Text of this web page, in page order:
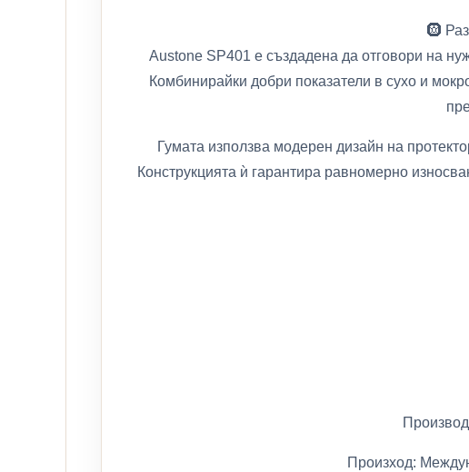
🛞
Austone SP401 е създадена да отговори на
Комбинирайки добри показатели в сухо и
Гумата използва модерен дизайн на
Конструкцията ѝ гарантира равномерно
Произход: